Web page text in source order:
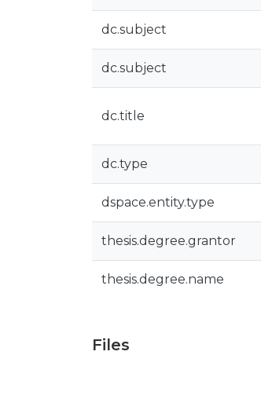
dc.subject
dc.subject
dc.title
dc.type
dspace.entity.type
thesis.degree.grantor
thesis.degree.name
Files